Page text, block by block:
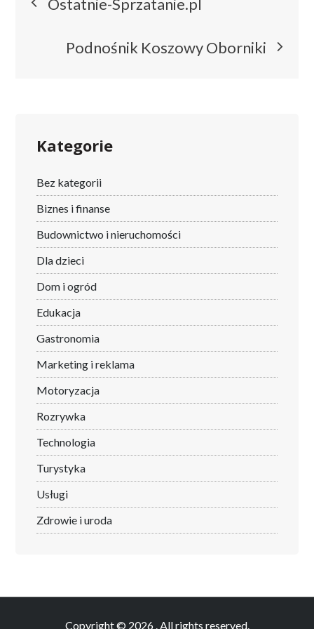
wpisu
Ostatnie-Sprzatanie.pl
Podnośnik Koszowy Oborniki
Kategorie
Bez kategorii
Biznes i finanse
Budownictwo i nieruchomości
Dla dzieci
Dom i ogród
Edukacja
Gastronomia
Marketing i reklama
Motoryzacja
Rozrywka
Technologia
Turystyka
Usługi
Zdrowie i uroda
Copyright © 2026. All rights reserved.